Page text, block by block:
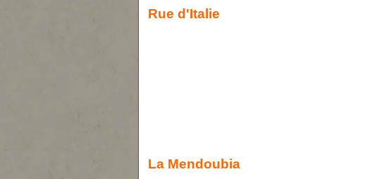
Rue d'Italie
La Mendoubia